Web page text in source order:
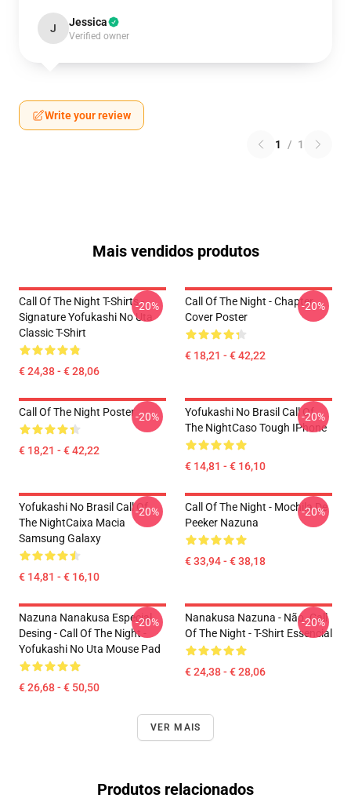
J Jessica
Verified owner
Write your review
1 / 1
Mais vendidos produtos
Call Of The Night T-Shirts -
Signature Yofukashi No Uta
Classic T-Shirt
€ 24,38 - € 28,06
-20%
Call Of The Night - Chapter
Cover Poster
€ 18,21 - € 42,22
-20%
Call Of The Night Poster
€ 18,21 - € 42,22
-20%
Yofukashi No Brasil Call Of
The NightCaso Tough IPhone
€ 14,81 - € 16,10
-20%
Yofukashi No Brasil Call Of
The NightCaixa Macia
Samsung Galaxy
€ 14,81 - € 16,10
-20%
Call Of The Night - Mochila De
Peeker Nazuna
€ 33,94 - € 38,18
-20%
Nazuna Nanakusa Especial
Desing - Call Of The Night -
Yofukashi No Uta Mouse Pad
€ 26,68 - € 50,50
-20%
Nanakusa Nazuna - Não. Call
Of The Night - T-Shirt Essencial
€ 24,38 - € 28,06
-20%
VER MAIS
Produtos relacionados